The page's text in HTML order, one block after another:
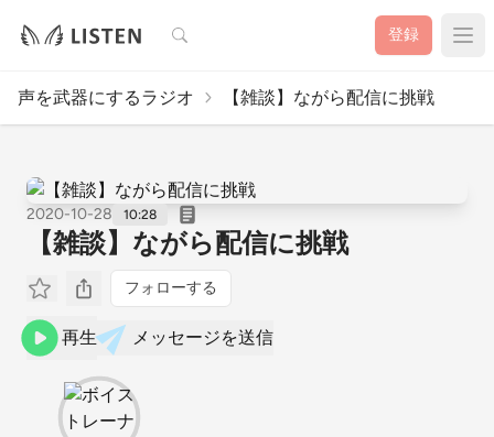
検索 登録
声を武器にするラジオ 【雑談】ながら配信に挑戦
2020-10-28 10:28
【雑談】ながら配信に挑戦
フォローする
再生 メッセージを送信